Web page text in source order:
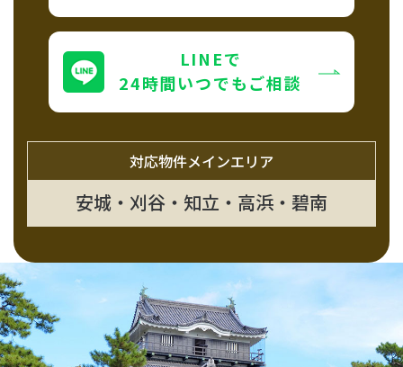
⑤上記①～④の目的達成に必要な範囲内での、
個人情報の第三者への提供
２．個人情報の取扱いの委託
めに、上記１項の目的達成に必要な範囲内で、
業務の一部を外部に委託しており、業務委託先
に対してお客様の個人情報を預けることがあり
を講じている者を選定し、業務委託先に対して
必要かつ適切な監督を行います。
３．個人情報の第三者への提供
LINEで
24時間いつでもご相談
対応物件メインエリア
安城・刈谷・知立・高浜・碧南